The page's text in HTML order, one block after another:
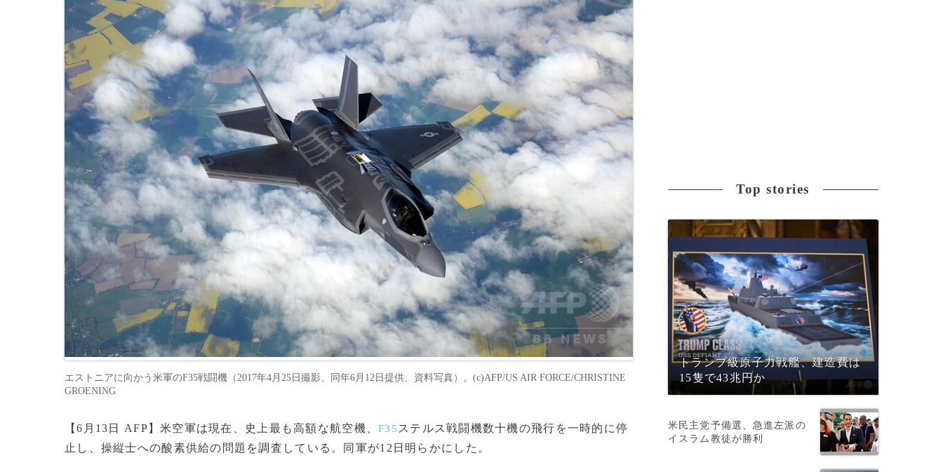
エストニアに向かう米軍のF35戦闘機（2017年4月25日撮影、同年6月12日提供、資料写真）。(c)AFP/US AIR FORCE/CHRISTINE
GROENING
【6月13日 AFP】米空軍は現在、史上最も高額な航空機、F35 ステルス戦闘機数十機の飛行を一時的に停
止し、操縦士への酸素供給の問題を調査している。同軍が12日明らかにした。
Top stories
トランプ級原子力戦艦、建造費は
15隻で43兆円か
米民主党予備選、急進左派の
イスラム教徒が勝利